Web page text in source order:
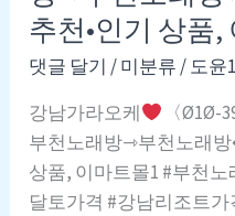
바
작
전
동
인
천
주
추천•인기 상품,
댓글 달기 /미분류 /도윤
강남가라오케
〈Ø1Ø-
부천노래방⇾부천노래
상품, 이마트몰1 #부천
달토가격 #강남리조트